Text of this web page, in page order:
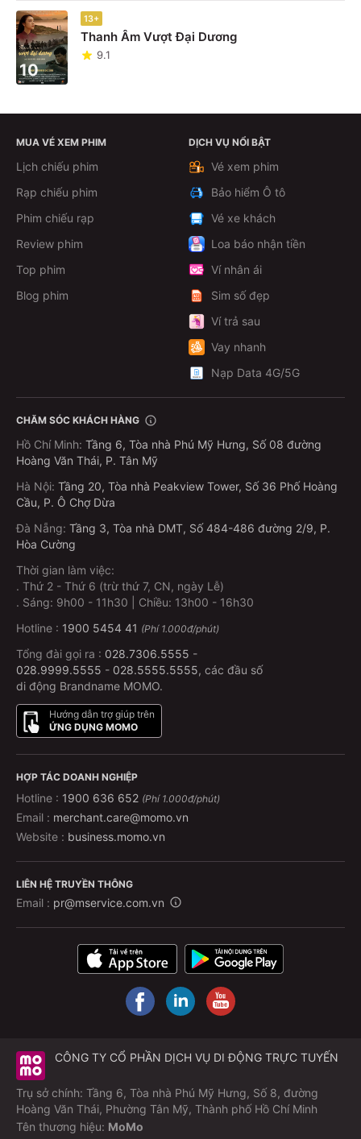
10
13+
Thanh Âm Vượt Đại Dương
9.1
MUA VÉ XEM PHIM
Lịch chiếu phim
Rạp chiếu phim
Phim chiếu rạp
Review phim
Top phim
Blog phim
DỊCH VỤ NỔI BẬT
Vé xem phim
Bảo hiểm Ô tô
Vé xe khách
Loa báo nhận tiền
Ví nhân ái
Sim số đẹp
Ví trả sau
Vay nhanh
Nạp Data 4G/5G
CHĂM SÓC KHÁCH HÀNG
Hồ Chí Minh: Tầng 6, Tòa nhà Phú Mỹ Hưng, Số 08 đường
Hoàng Văn Thái, P. Tân Mỹ
Hà Nội: Tầng 20, Tòa nhà Peakview Tower, Số 36 Phố Hoàng
Cầu, P. Ô Chợ Dừa
Đà Nẵng: Tầng 3, Tòa nhà DMT, Số 484-486 đường 2/9, P.
Hòa Cường
Thời gian làm việc:
. Thứ 2 - Thứ 6 (trừ thứ 7, CN, ngày Lễ)
. Sáng: 9h00 - 11h30 | Chiều: 13h00 - 16h30
Hotline : 1900 5454 41 (Phí 1.000đ/phút)
Tổng đài gọi ra : 028.7306.5555 -
028.9999.5555 - 028.5555.5555, các đầu số
di động Brandname MOMO.
Hướng dẫn trợ giúp trên
ỨNG DỤNG MOMO
HỢP TÁC DOANH NGHIỆP
Hotline : 1900 636 652 (Phí 1.000đ/phút)
Email : merchant.care@momo.vn
Website : business.momo.vn
LIÊN HỆ TRUYỀN THÔNG
Email : pr@mservice.com.vn
CÔNG TY CỔ PHẦN DỊCH VỤ DI ĐỘNG TRỰC TUYẾN
Trụ sở chính: Tầng 6, Tòa nhà Phú Mỹ Hưng, Số 8, đường
Hoàng Văn Thái, Phường Tân Mỹ, Thành phố Hồ Chí Minh
Tên thương hiệu: MoMo